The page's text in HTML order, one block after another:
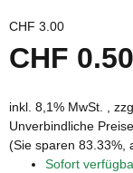
CHF 3.00
CHF 0.50
inkl. 8,1% MwSt. ,
Unverbindliche
(Sie sparen 83.33%,
Sofort